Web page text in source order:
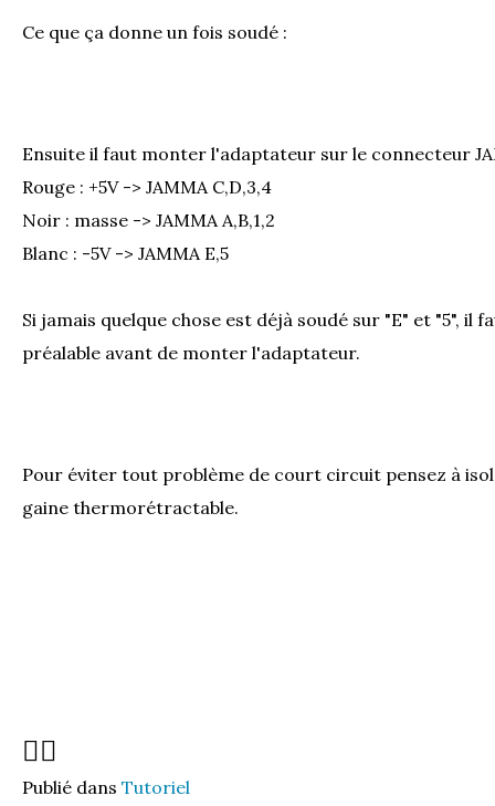
Ce que ça donne un fois soudé :
Ensuite il faut monter l'adaptateur sur le connecteur
Rouge : +5V -> JAMMA C,D,3,4
Noir : masse -> JAMMA A,B,1,2
Blanc : -5V -> JAMMA E,5
Si jamais quelque chose est déjà soudé sur "E" et "5", il
préalable avant de monter l'adaptateur.
Pour éviter tout problème de court circuit pensez à
gaine thermorétractable.
👍🏻
Publié dans Tutoriel